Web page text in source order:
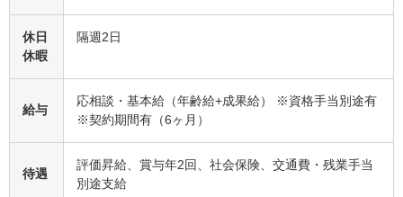
休日
休暇
隔週2日
給与
応相談・基本給（年齢給+成果給） ※資格手当別途有
※契約期間有（6ヶ月）
待遇
評価昇給、賞与年2回、社会保険、交通費・残業手当
別途支給